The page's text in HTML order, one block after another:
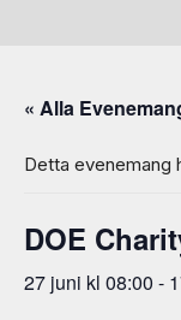
« Alla
Detta evenemang
DOE
27 juni kl 08:00 -